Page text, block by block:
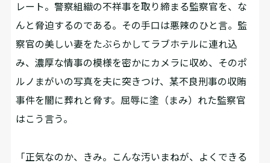
レート。警察組織の不祥事を取り締まる監察官を、な
んと脅迫するのである。その手口は悪辣のひと言。監
察官の美しい妻をたぶらかしてラブホテルに連れ込
み、濃厚な情事の模様を密かにカメラに収め、そのポ
ルノまがいの写真を夫に突きつけ、某不良刑事の収賄
事件を闇に葬れと脅す。屈辱に塗（まみ）れた監察官
はこう言う。
「正気なのか、きみ。こんな汚いまねが、よくできる